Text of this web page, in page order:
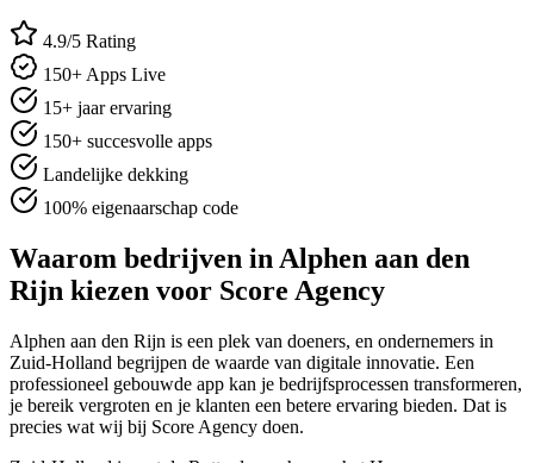
4.9/5 Rating
150+ Apps Live
15+ jaar ervaring
150+ succesvolle apps
Landelijke dekking
100% eigenaarschap code
Waarom bedrijven in Alphen aan den
Rijn kiezen voor Score Agency
Alphen aan den Rijn is een plek van doeners, en ondernemers in
Zuid-Holland begrijpen de waarde van digitale innovatie. Een
professioneel gebouwde app kan je bedrijfsprocessen transformeren,
je bereik vergroten en je klanten een betere ervaring bieden. Dat is
precies wat wij bij Score Agency doen.